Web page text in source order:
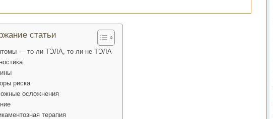
статьи
— то ли ТЭЛА, то ли не ТЭЛА
риска
осложнения
терапия